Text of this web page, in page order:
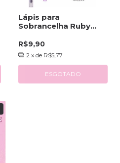
Lápis para
Sobrancelha Ruby
R$9,90
2 x de R$5,77
ESGOTADO